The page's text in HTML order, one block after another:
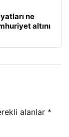
ne
altını
alanlar *